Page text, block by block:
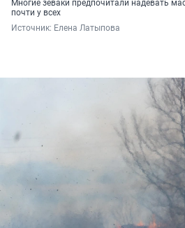
Многие зеваки предпочитали надевать
почти у всех
Источник: Елена Латыпова